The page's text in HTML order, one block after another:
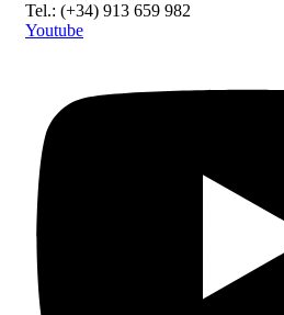
Tel.: (+34) 913 659 982
Youtube